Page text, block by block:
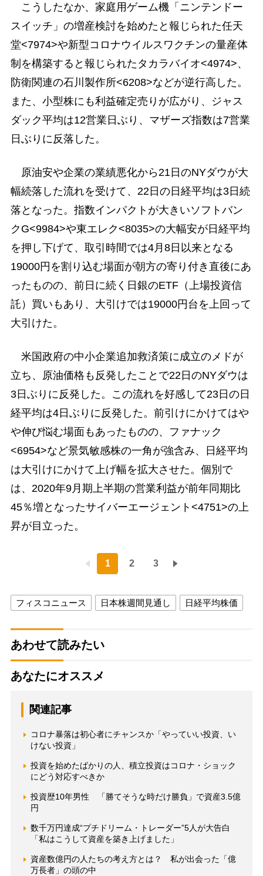
こうしたなか、家庭用ゲーム機「ニンテンドー
スイッチ」の増産検討を始めたと報じられた任天
堂<7974>や新型コロナウイルスワクチンの量産体
制を構築すると報じられたタカラバイオ<4974>、
防衛関連の石川製作所<6208>などが逆行高した。
また、小型株にも利益確定売りが広がり、ジャス
ダック平均は12営業日ぶり、マザーズ指数は7営業
日ぶりに反落した。
原油安や企業の業績悪化から21日のNYダウが大
幅続落した流れを受けて、22日の日経平均は3日続
落となった。指数インパクトが大きいソフトバン
クG<9984>や東エレク<8035>の大幅安が日経平均
を押し下げて、取引時間では4月8日以来となる
19000円を割り込む場面が朝方の寄り付き直後にあ
ったものの、前日に続く日銀のETF（上場投資信
託）買いもあり、大引けでは19000円台を上回って
大引けた。
米国政府の中小企業追加救済策に成立のメドが
立ち、原油価格も反発したことで22日のNYダウは
3日ぶりに反発した。この流れを好感して23日の日
経平均は4日ぶりに反発した。前引けにかけてはや
や伸び悩む場面もあったものの、ファナック
<6954>など景気敏感株の一角が強含み、日経平均
は大引けにかけて上げ幅を拡大させた。個別で
は、2020年9月期上半期の営業利益が前年同期比
45％増となったサイバーエージェント<4751>の上
昇が目立った。
1 2 3
フィスコニュース 日本株週間見通し 日経平均株価
あわせて読みたい
あなたにオススメ
関連記事
コロナ暴落は初心者にチャンスか「やっていい投資、い
けない投資」
投資を始めたばかりの人、積立投資はコロナ・ショック
にどう対応すべきか
投資歴10年男性 「勝てそうな時だけ勝負」で資産3.5億
円
数千万円達成“プチドリーム・トレーダー”5人が大告白
「私はこうして資産を築き上げました」
資産数億円の人たちの考え方とは？ 私が出会った「億
万長者」の頭の中